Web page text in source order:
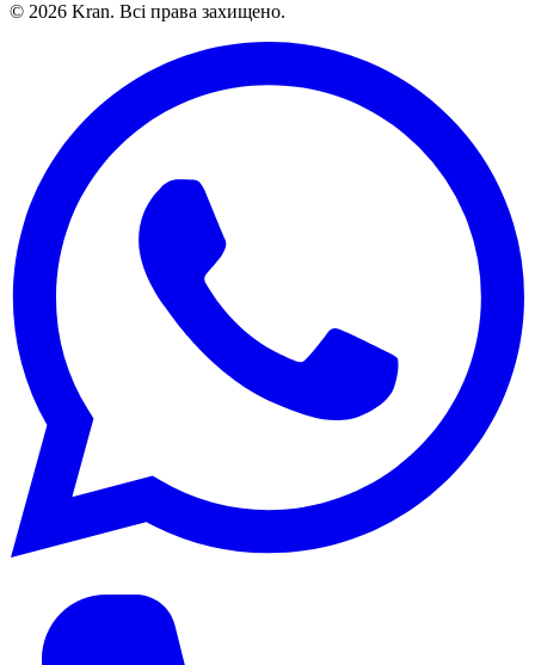
© 2026 Kran. Всі права захищено.